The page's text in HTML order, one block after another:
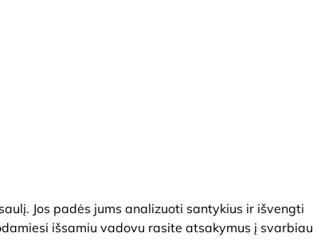
Jos padės jums analizuoti santykius ir išvengti
išsamiu vadovu rasite atsakymus į